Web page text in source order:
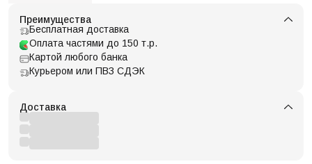
Преимущества
Бесплатная доставка
Оплата частями до 150 т.р.
Картой любого банка
Курьером или ПВЗ СДЭК
Доставка